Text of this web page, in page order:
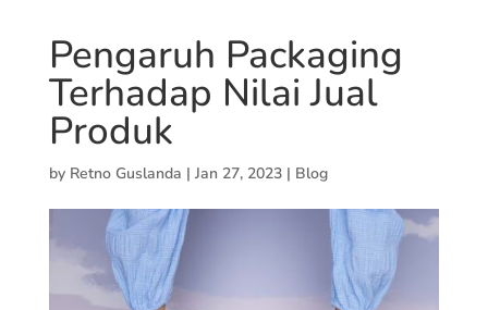
Pengaruh Packaging
Terhadap Nilai Jual
Produk
by Retno Guslanda | Jan 27, 2023| Blog